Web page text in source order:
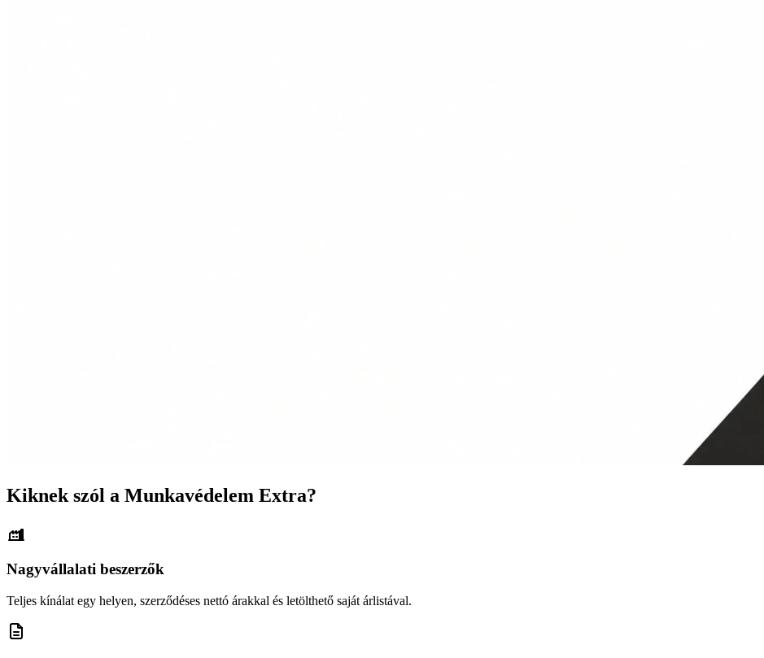
Kiknek szól a Munkavédelem Extra?
Nagyvállalati beszerzők
Teljes kínálat egy helyen, szerződéses nettó árakkal és letölthető saját árlistával.